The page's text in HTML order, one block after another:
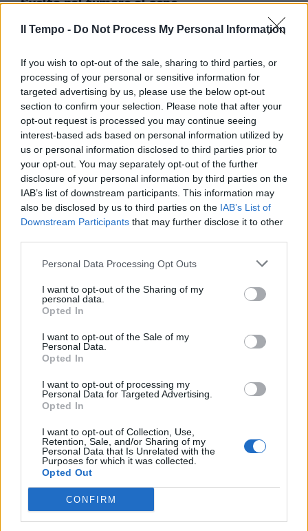
Il Tempo - Do Not Process My Personal Information
If you wish to opt-out of the sale, sharing to third parties, or
processing of your personal or sensitive information for
targeted advertising by us, please use the below opt-out
section to confirm your selection. Please note that after your
opt-out request is processed you may continue seeing
interest-based ads based on personal information utilized by
us or personal information disclosed to third parties prior to
your opt-out. You may separately opt-out of the further
disclosure of your personal information by third parties on the
IAB’s list of downstream participants. This information may
also be disclosed by us to third parties on the IAB’s List of
Downstream Participants that may further disclose it to other
Personal Data Processing Opt Outs
I want to opt-out of the Sharing of my
personal data.
Opted In
I want to opt-out of the Sale of my
Personal Data.
Opted In
I want to opt-out of processing my
Personal Data for Targeted Advertising.
Opted In
I want to opt-out of Collection, Use,
Retention, Sale, and/or Sharing of my
Personal Data that Is Unrelated with the
Purposes for which it was collected.
Opted Out
CONFIRM
10/04/2011
Drammatico Gangor *** Nel
Bengala occidentale il
fotoreporter Upin rimane
incantato dalla bellezza di
Gangor mentre allatta il suo
bimbo al seno e le scatta una
foto.
13/03/2011
Giudicata da Variety la star dal
seno cinematografico più bello
(non ritoccato), l'attrice premio
Oscar Susan Sarandon è
sbarcata ieri mattina
New York.
28/02/2010
seno rifatto
10/01/2010
Via il seno rifatto per essere più